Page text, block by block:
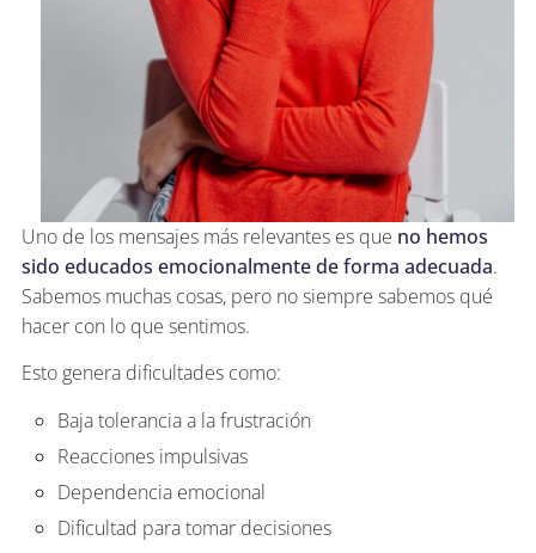
Uno de los mensajes más relevantes es que no hemos
sido educados emocionalmente de forma adecuada.
Sabemos muchas cosas, pero no siempre sabemos qué
hacer con lo que sentimos.
Esto genera dificultades como:
Baja tolerancia a la frustración
Reacciones impulsivas
Dependencia emocional
Dificultad para tomar decisiones